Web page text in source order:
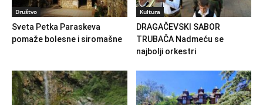
Društvo
Sveta Petka Paraskeva
pomaže bolesne i siromašne
Kultura
DRAGAČEVSKI SABOR
TRUBAČA Nadmeću se
najbolji orkestri